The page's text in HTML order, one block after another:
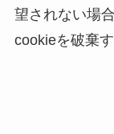
望されない場
cookieを破棄